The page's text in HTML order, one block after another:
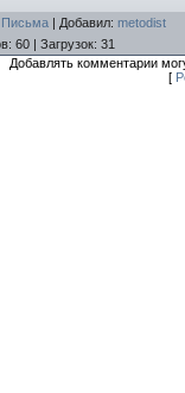
Письма | Добавил: metodist
: 60 | Загрузок: 31
Добавлять комментарии
[